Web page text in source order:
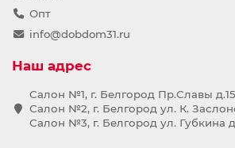
Опт
info@dobdom31.ru
Наш адрес
Салон №1, г. Белгород Пр.Славы
Салон №2, г. Белгород ул. К.
Салон №3, г. Белгород ул. Губкина